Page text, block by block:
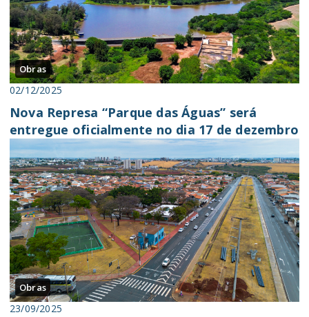
Obras
02/12/2025
Nova Represa “Parque das Águas” será
entregue oficialmente no dia 17 de dezembro
Obras
23/09/2025